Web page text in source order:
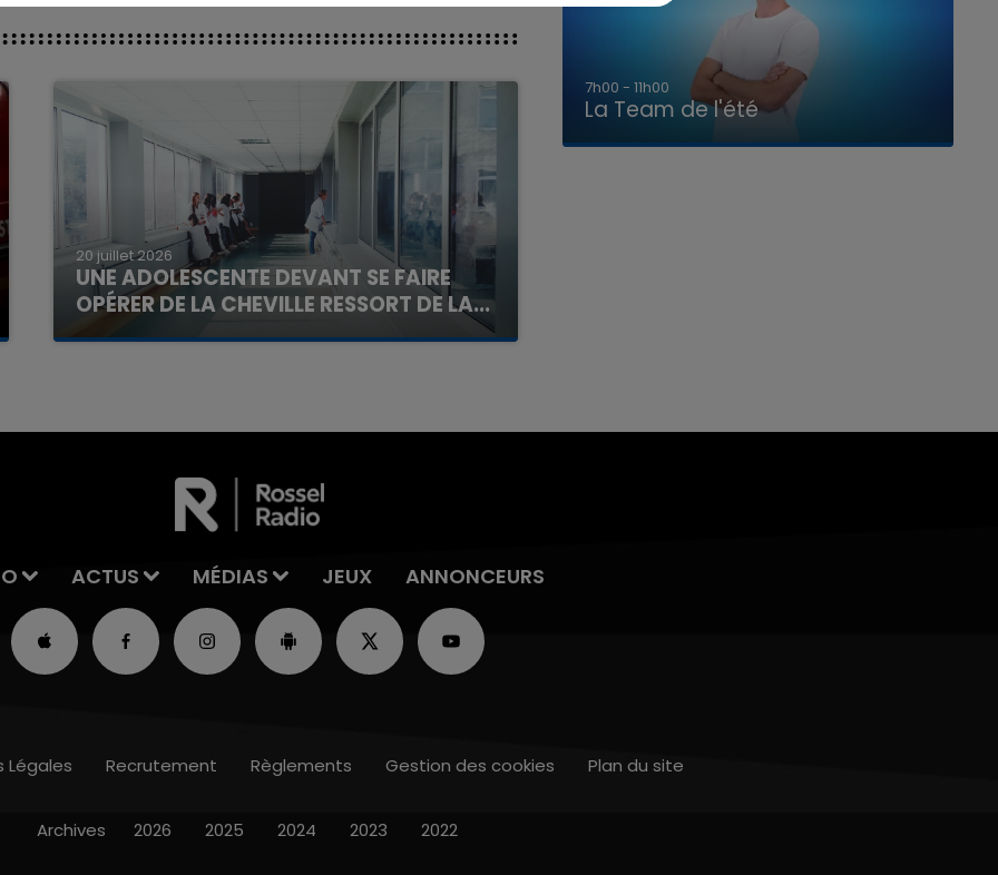
20 juillet 2026
UNE ADOLESCENTE DEVANT SE FAIRE
OPÉRER DE LA CHEVILLE RESSORT DE LA...
La famille a porté plainte contre la clinique qui a
La Team de l'été
7h00 - 11h00
La Team de l'été
ACTUS MÉDIAS JEUX ANNONCEURS
Légales Recrutement Règlements Gestion des cookies Plan du site
Archives 2026 2025 2024 2023 2022